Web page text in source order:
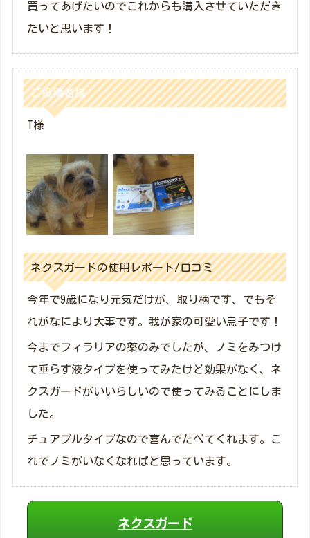
買ってあげたいのでこれからも購入させていただき
たいと思います！
ご投稿者様
T様
ネクスガードの使用レポート/口コミ
今年で9歳になり元気だけが、取り柄です、でもそ
れがなにより大事です。我が家の可愛い息子です！
今までフィラリアの薬のみでしたが、ノミをみつけ
て垂らす液タイプを使ってみたけど効果がなく、ネ
クスガードがいいらしいので使ってみることにしま
した。
チュアブルタイプなので喜んでたべてくれます。こ
れでノミがいなくなればと思っています。
ネクスガード